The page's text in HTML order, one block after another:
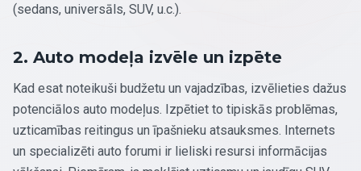
(sedans, universāls, SUV, u.c.).
2. Auto modeļa izvēle un izpēte
Kad esat noteikuši budžetu un vajadzības, izvēlieties dažus
potenciālos auto modeļus. Izpētiet to tipiskās problēmas,
uzticamības reitingus un īpašnieku atsauksmes. Internets
un specializēti auto forumi ir lieliski resursi informācijas